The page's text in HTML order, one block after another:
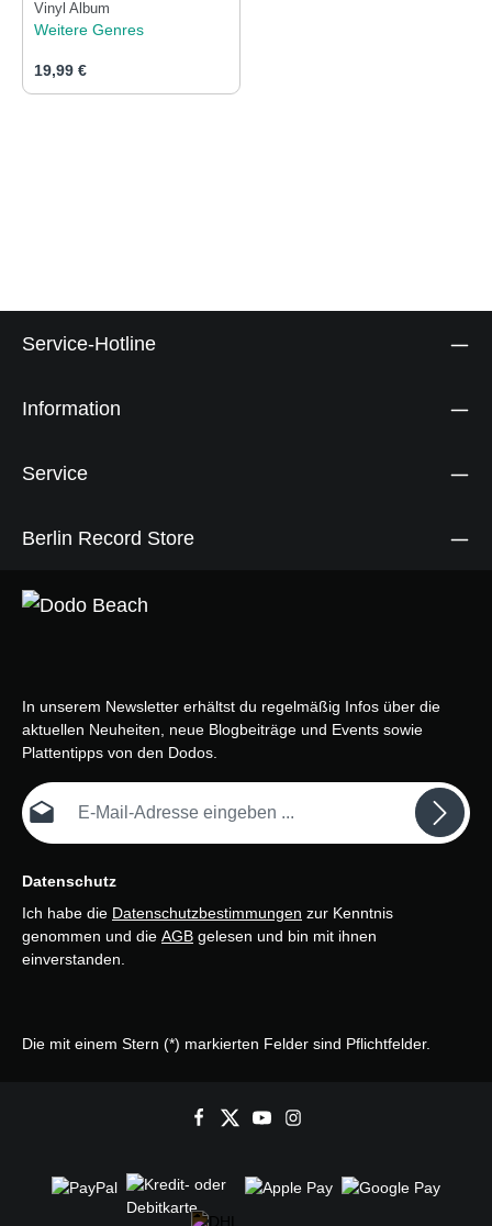
Vinyl Album
Weitere Genres
Regulärer Preis:
19,99 €
Service-Hotline
Information
Service
Berlin Record Store
In unserem Newsletter erhältst du regelmäßig Infos über die
aktuellen Neuheiten, neue Blogbeiträge und Events sowie
Plattentipps von den Dodos.
E-Mail-Adresse*
Datenschutz
Ich habe die Datenschutzbestimmungen zur Kenntnis
genommen und die AGB gelesen und bin mit ihnen
einverstanden.
Die mit einem Stern (*) markierten Felder sind Pflichtfelder.